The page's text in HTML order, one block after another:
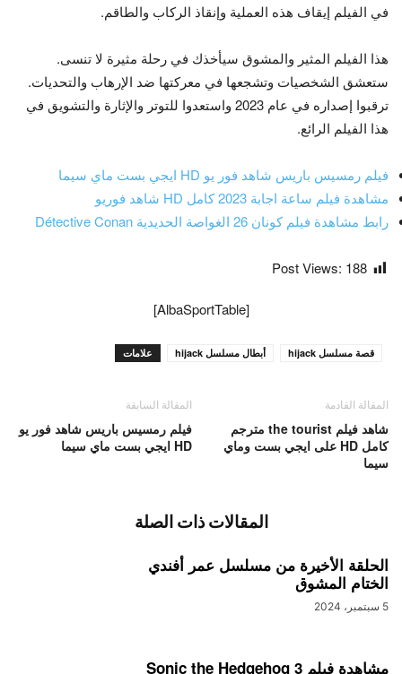
في الفيلم إيقاف هذه العملية وإنقاذ الركاب والطاقم.
هذا الفيلم المثير والمشوق سيأخذك في رحلة مثيرة لا تنسى.
ستعشق الشخصيات وتشجعها في معركتها ضد الإرهاب والتحديات.
ترقبوا إصداره في عام 2023 واستعدوا للتوتر والإثارة والتشويق في
هذا الفيلم الرائع.
فيلم رمسيس باريس شاهد فور يو HD ايجي بست ماي سيما
مشاهدة فيلم ساعة اجابة 2023 كامل HD شاهد فوريو
رابط مشاهدة فيلم كونان 26 الغواصة الحديدية Détective Conan
Post Views: 188
[AlbaSportTable]
علامات أبطال مسلسل hijack قصة مسلسل hijack
المقالة السابقة
فيلم رمسيس باريس شاهد فور يو
HD ايجي بست ماي سيما
المقالة القادمة
شاهد فيلم the tourist مترجم
كامل HD على ايجي بست وماي
سيما
المقالات ذات الصلة
الحلقة الأخيرة من مسلسل عمر أفندي
الختام المشوق
5 سبتمبر، 2024
مشاهدة فيلم Sonic the Hedgehog 3